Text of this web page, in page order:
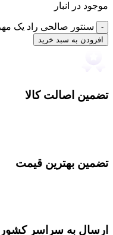
موجود در انبار
سنتور صالحی راد یک
افزودن به سبد خرید
تضمین اصالت کالا
تضمین بهترین قیمت
ارسال به سراسر کشور